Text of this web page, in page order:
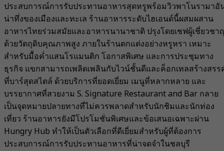
ประสบการณ์การรับประทานอาหารสุดหรูพร้อมวิวพาโนรามาอั
น่าทึ่งของเมืองและทะเล ร้านอาหารระดับไฮเอนด์นี้ผสมผสาน
อาหารไทยร่วมสมัยและอาหารนานาชาติ ปรุงโดยเชฟผู้เชี่ยวชา
ด้วยวัตถุดิบคุณภาพสูง ภายในร้านตกแต่งอย่างหรูหรา เหมาะ
สำหรับมื้อค่ำแสนโรแมนติก โอกาสพิเศษ และการประชุมทาง
ธุรกิจ แขกสามารถเพลิดเพลินกับไวน์ชั้นดีและค็อกเทลสร้างสรร
ที่บาร์สุดสไตล์ ด้วยบริการที่ยอดเยี่ยม เมนูที่หลากหลาย และ
บรรยากาศที่สวยงาม S. Signature Restaurant and Bar กลาย
เป็นจุดหมายปลายทางที่ไม่ควรพลาดสำหรับนักชิมและนักท่อง
เที่ยว ร้านอาหารยังมีโปรโมชั่นพิเศษและข้อเสนอเฉพาะผ่าน
Hungry Hub ทำให้เป็นตัวเลือกที่ดีเยี่ยมสำหรับผู้ที่ต้องการ
ประสบการณ์การรับประทานอาหารที่น่าจดจำในชลบุรี